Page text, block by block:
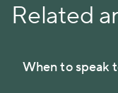
Related
When to speak